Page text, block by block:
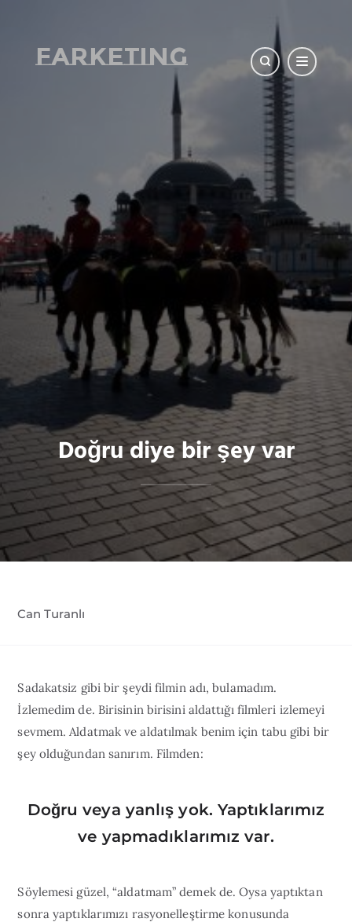
Farketing
Doğru diye bir şey var
Can Turanlı
Sadakatsiz gibi bir şeydi filmin adı, bulamadım.
İzlemedim de. Birisinin birisini aldattığı filmleri izlemeyi
sevmem. Aldatmak ve aldatılmak benim için tabu gibi bir
şey olduğundan sanırım. Filmden:
Doğru veya yanlış yok. Yaptıklarımız
ve yapmadıklarımız var.
Söylemesi güzel, “aldatmam” demek de. Oysa yaptıktan
sonra yaptıklarımızı rasyonelleştirme konusunda